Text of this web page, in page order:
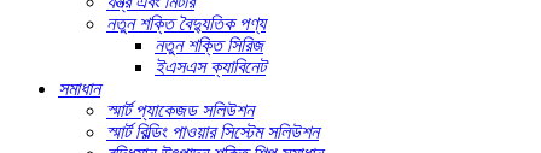
নতুন শক্তি বৈদ্যুতিক পণ্য
নতুন শক্তি সিরিজ
ইএসএস ক্যাবিনেট
সমাধান
স্মার্ট প্যাকেজড সলিউশন
স্মার্ট বিল্ডিং পাওয়ার সিস্টেম সলিউশন